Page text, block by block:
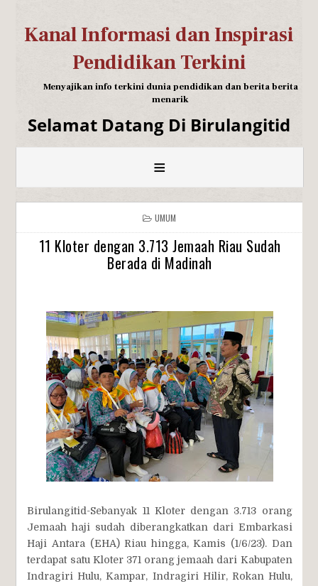
Kanal Informasi dan Inspirasi
Pendidikan Terkini
Menyajikan info terkini dunia pendidikan dan berita berita
menarik
Selamat Datang Di Birulangitid
≡
UMUM
11 Kloter dengan 3.713 Jemaah Riau Sudah
Berada di Madinah
Birulangitid-Sebanyak 11 Kloter dengan 3.713 orang
Jemaah haji sudah diberangkatkan dari Embarkasi
Haji Antara (EHA) Riau hingga, Kamis (1/6/23). Dan
terdapat satu Kloter 371 orang jemaah dari Kabupaten
Indragiri Hulu, Kampar, Indragiri Hilir, Rokan Hulu,